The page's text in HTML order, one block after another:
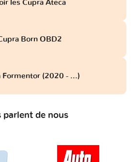
les Cupra Ateca
Born OBD2
Formentor (2020 - ...)
parlent de nous